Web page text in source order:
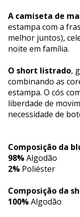
A camiseta de
estampa com a
melhor juntos),
noite em família.
O short listrado,
combinando as
estampa. O cós
liberdade de
necessidade de
Composição da
98%Algodão
2% Poliéster
Composição da
100%Algodão